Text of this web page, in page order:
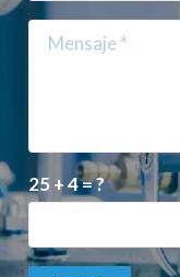
25 + 4 = ?